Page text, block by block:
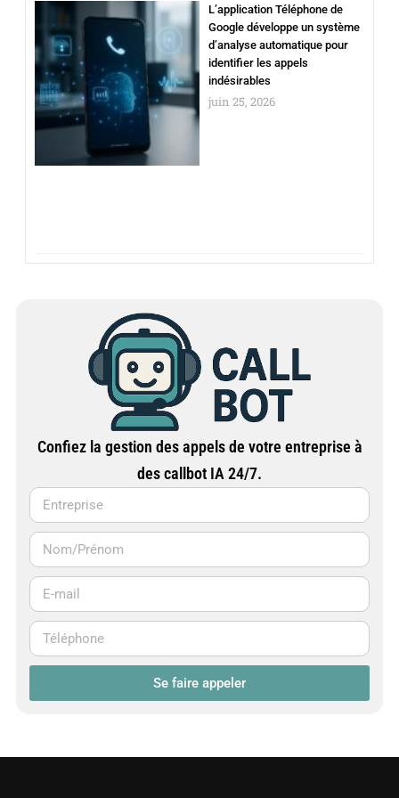
L’application Téléphone de
Google développe un système
d’analyse automatique pour
identifier les appels
indésirables
juin 25, 2026
Confiez la gestion des appels de votre entreprise à
des callbot IA 24/7.
Se faire appeler